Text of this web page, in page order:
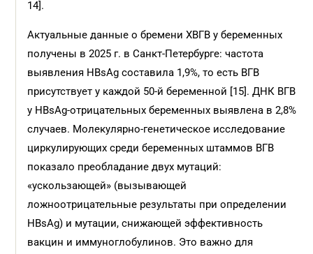
14].
Актуальные данные о бремени ХВГВ у беременных
получены в 2025 г. в Санкт-Петербурге: частота
выявления HBsAg составила 1,9%, то есть ВГВ
присутствует у каждой 50-й беременной [15]. ДНК ВГВ
у HBsAg-отрицательных беременных выявлена в 2,8%
случаев. Молекулярно-генетическое исследование
циркулирующих среди беременных штаммов ВГВ
показало преобладание двух мутаций:
«ускользающей» (вызывающей
ложноотрицательные результаты при определении
HBsAg) и мутации, снижающей эффективность
вакцин и иммуноглобулинов. Это важно для